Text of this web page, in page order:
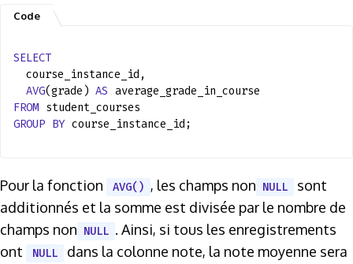
SELECT
course_instance_id,
AVG(grade) AS average_grade_in_course
FROM student_courses
GROUP BY course_instance_id;
Pour la fonction AVG() , les champs non NULL
sont
additionnés et la somme est divisée par le nombre de
champs non NULL . Ainsi, si tous les enregistrements
ont
NULL
dans la colonne note, la note moyenne sera